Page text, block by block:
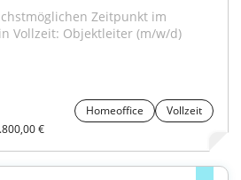
Zeitpunkt im
in Vollzeit: Objektleiter (m/w/d)
Homeoffice
Vollzeit
€